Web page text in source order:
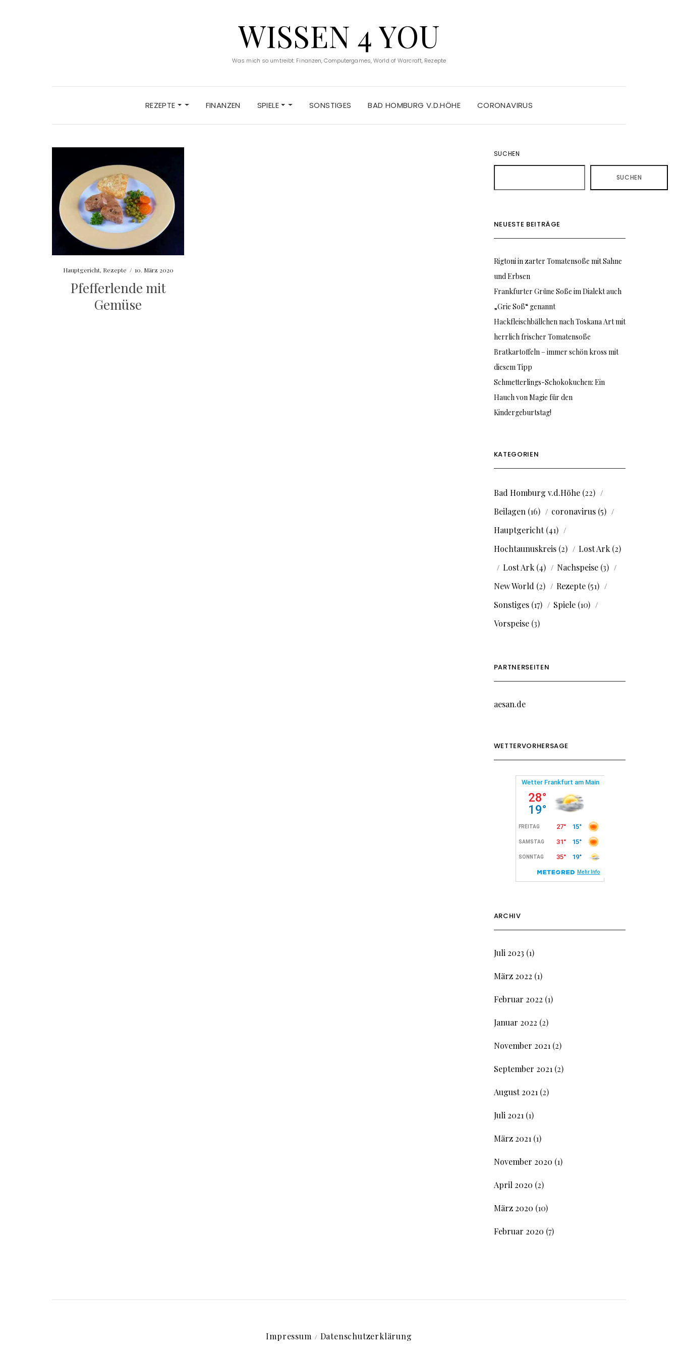
WISSEN 4 YOU
Was mich so umtreibt: Finanzen, Computergames, World of Warcraft, Rezepte
REZEPTE FINANZEN SPIELE SONSTIGES BAD HOMBURG V.D.HÖHE CORONAVIRUS
Hauptgericht, Rezepte / 10. März 2020
Pfefferlende mit
Gemüse
SUCHEN
SUCHEN
NEUESTE BEITRÄGE
Rigtoni in zarter Tomatensoße mit Sahne
und Erbsen
Frankfurter Grüne Soße im Dialekt auch
„Grie Soß“ genannt
Hackfleischbällchen nach Toskana Art mit
herrlich frischer Tomatensoße
Bratkartoffeln – immer schön kross mit
diesem Tipp
Schmetterlings-Schokokuchen: Ein
Hauch von Magie für den
Kindergeburtstag!
KATEGORIEN
Bad Homburg v.d.Höhe(22)
Beilagen (16) coronavirus(5)
Hauptgericht(41)
Hochtaunuskreis(2) Lost Ark(2)
Lost Ark(4) Nachspeise(3)
New World (2) Rezepte(51)
Sonstiges(17) Spiele(10)
Vorspeise(3)
PARTNERSEITEN
aesan.de
WETTERVORHERSAGE
ARCHIV
Juli 2023 (1)
März 2022 (1)
Februar 2022 (1)
Januar 2022 (2)
November 2021 (2)
September 2021 (2)
August 2021 (2)
Juli 2021 (1)
März 2021 (1)
November 2020 (1)
April 2020 (2)
März 2020 (10)
Februar 2020 (7)
Impressum Datenschutzerklärung